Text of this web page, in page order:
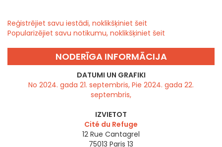
Reģistrējiet savu iestādi, noklikšķiniet šeit
Popularizējiet savu notikumu, noklikšķiniet šeit
NODERĪGA INFORMĀCIJA
DATUMI UN GRAFIKI
No 2024. gada 21. septembris, Pie 2024. gada 22.
septembris,
IZVIETOT
Cité du Refuge
12 Rue Cantagrel
75013 Paris 13